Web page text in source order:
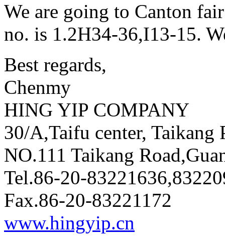
We are going to Canton
no. is 1.2H34-36,I13-15.
Best regards,
Chenmy
HING YIP COMPANY
30/A,Taifu center, Taikang
NO.111 Taikang
Tel.86-20-
Fax.86-20-83221172
www.hingyip.cn